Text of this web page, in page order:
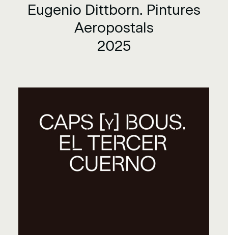
Eugenio Dittborn. Pintures
Aeropostals
2025